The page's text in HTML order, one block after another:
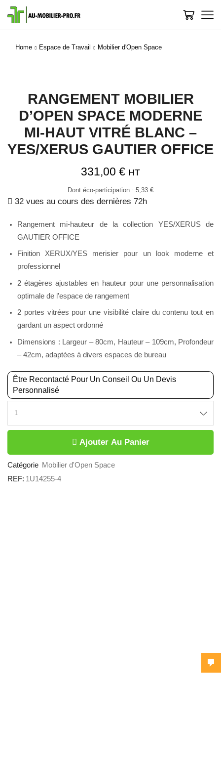
Home Espace de Travail Mobilier d'Open Space
RANGEMENT MOBILIER
D’OPEN SPACE MODERNE
MI-HAUT VITRÉ BLANC –
YES/XERUS GAUTIER OFFICE
331,00 € HT
Dont éco-participation : 5,33 €
32 vues au cours des dernières 72h
Rangement mi-hauteur de la collection YES/XERUS de
GAUTIER OFFICE
Finition XERUX/YES merisier pour un look moderne et
professionnel
2 étagères ajustables en hauteur pour une personnalisation
optimale de l’espace de rangement
2 portes vitrées pour une visibilité claire du contenu tout en
gardant un aspect ordonné
Dimensions : Largeur – 80cm, Hauteur – 109cm, Profondeur
– 42cm, adaptées à divers espaces de bureau
Être Recontacté Pour Un Conseil Ou Un Devis
Personnalisé
Ajouter Au Panier
Catégorie Mobilier d'Open Space
REF: 1U14255-4